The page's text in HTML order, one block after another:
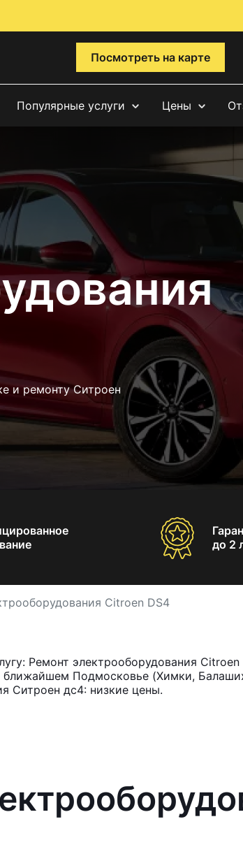
Посмотреть на карте
Популярные услуги Цены
и ремонту Ситроен
до 2
Citroen DS4
Ремонт электрооборудования
Подмосковье (Химки,
Ситроен дс4: низкие цены.